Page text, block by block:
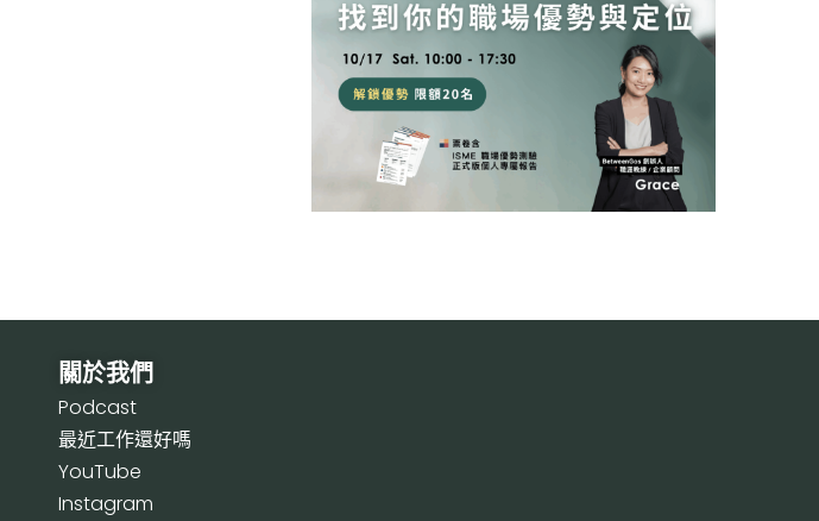
關於我們
Podcast
最近工作還好嗎
YouTube
Instagram